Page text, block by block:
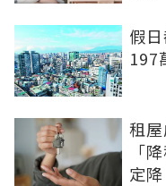
假
197
租
「
定降